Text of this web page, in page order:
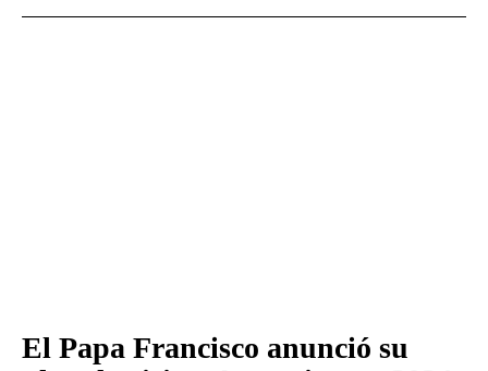
El Papa Francisco anunció su